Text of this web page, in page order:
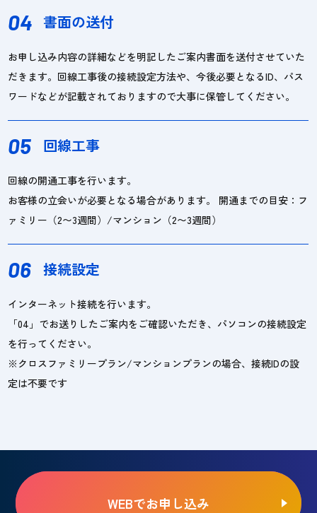
04 書面の送付
お申し込み内容の詳細などを明記したご案内書面を送付させていた
だきます。回線工事後の接続設定方法や、今後必要となるID、パス
ワードなどが記載されておりますので大事に保管してください。
05 回線工事
回線の開通工事を行います。
お客様の立会いが必要となる場合があります。 開通までの目安：フ
ァミリー（2〜3週間）/マンション（2〜3週間）
06 接続設定
インターネット接続を行います。
「04」でお送りしたご案内をご確認いただき、パソコンの接続設定
を行ってください。
※クロスファミリープラン/マンションプランの場合、接続IDの設
定は不要です
WEBでお申し込み